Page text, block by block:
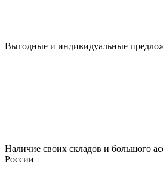
Выгодные и индивидуальные
Наличие своих складов и большого
России